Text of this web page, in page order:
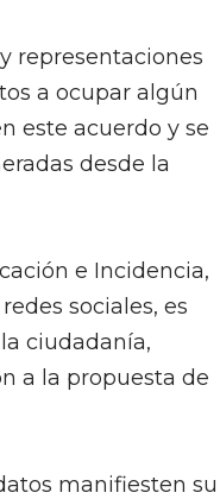
representaciones
a ocupar algún
este acuerdo y se
desde la
e Incidencia,
sociales, es
ciudadanía,
a la propuesta de
manifiesten su